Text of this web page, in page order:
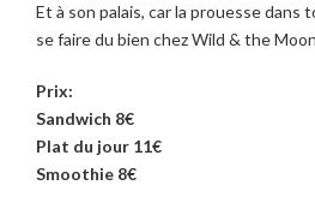
Et à son palais, car la prouesse dans
se faire du bien chez Wild & the
Prix:
Sandwich 8€
Plat du jour 11€
Smoothie 8€